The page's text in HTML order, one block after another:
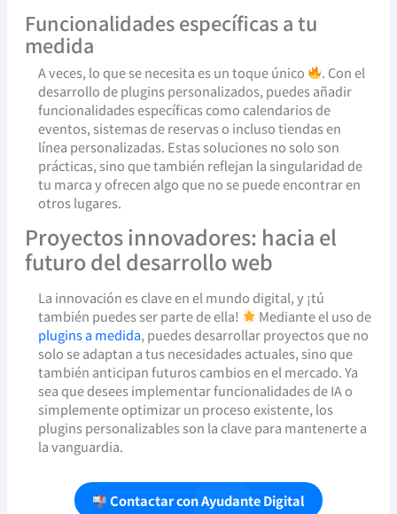
Funcionalidades específicas a tu
medida
A veces, lo que se necesita es un toque único
. Con el
desarrollo de plugins personalizados, puedes añadir
funcionalidades específicas como calendarios de
eventos, sistemas de reservas o incluso tiendas en
línea personalizadas. Estas soluciones no solo son
prácticas, sino que también reflejan la singularidad de
tu marca y ofrecen algo que no se puede encontrar en
otros lugares.
Proyectos innovadores: hacia el
futuro del desarrollo web
La innovación es clave en el mundo digital, y ¡tú
también puedes ser parte de ella!
Mediante el uso de
plugins a medida, puedes desarrollar proyectos que no
solo se adaptan a tus necesidades actuales, sino que
también anticipan futuros cambios en el mercado. Ya
sea que desees implementar funcionalidades de IA o
simplemente optimizar un proceso existente, los
plugins personalizables son la clave para mantenerte a
la vanguardia.
Contactar con Ayudante Digital